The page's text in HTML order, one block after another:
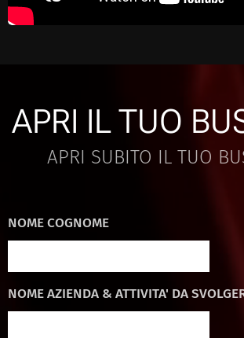
APRI IL TUO
APRI SUBITO IL TUO
NOME COGNOME
NOME AZIENDA & ATTIVITA' DA